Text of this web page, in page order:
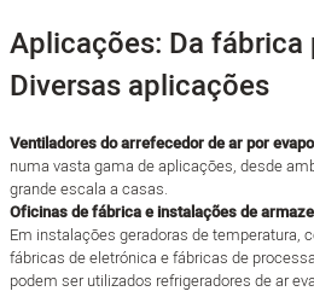
Aplicações: Da fábrica
Diversas aplicações
Ventiladores do arrefecedor de ar por
numa vasta gama de aplicações, desde
grande escala a casas.
Oficinas de fábrica e instalações de
Em instalações geradoras de temperatura,
fábricas de eletrónica e fábricas de
podem ser utilizados refrigeradores de ar